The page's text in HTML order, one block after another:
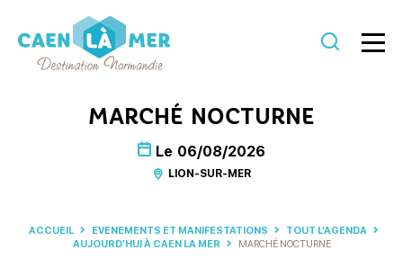
MARCHÉ NOCTURNE
Le 06/08/2026
LION-SUR-MER
ACCUEIL EVENEMENTS ET MANIFESTATIONS
TOUT L’AGENDA
AUJOURD’HUI À CAEN LA MER
MARCHÉ NOCTURNE